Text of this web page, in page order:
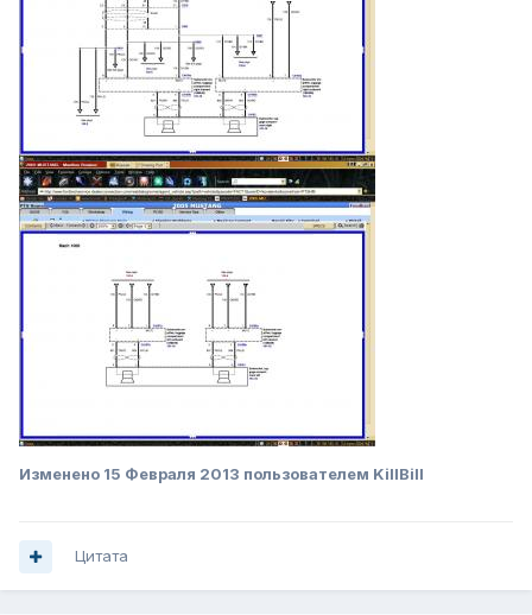
Изменено 15 Февраля 2013 пользователем KillBill
Цитата